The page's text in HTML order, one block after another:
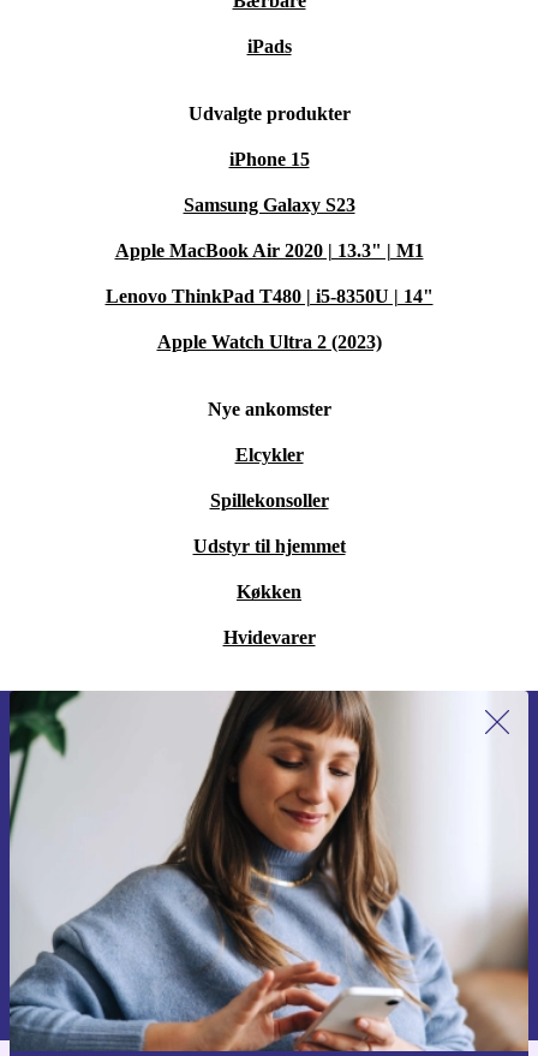
iPads
Udvalgte produkter
iPhone 15
Samsung Galaxy S23
Apple MacBook Air 2020 | 13.3" | M1
Lenovo ThinkPad T480 | i5-8350U | 14"
Apple Watch Ultra 2 (2023)
Nye ankomster
Elcykler
Spillekonsoller
Udstyr til hjemmet
Køkken
Hvidevarer
Tilmeld dig vores nyhedsbrev for
første gang og spar 115 kr!
Gå aldrig glip af et tilbud igen.
Anmod om kupon
Du kan finde information omkring vores brug af personlig data i vores
Privatlivspolitik